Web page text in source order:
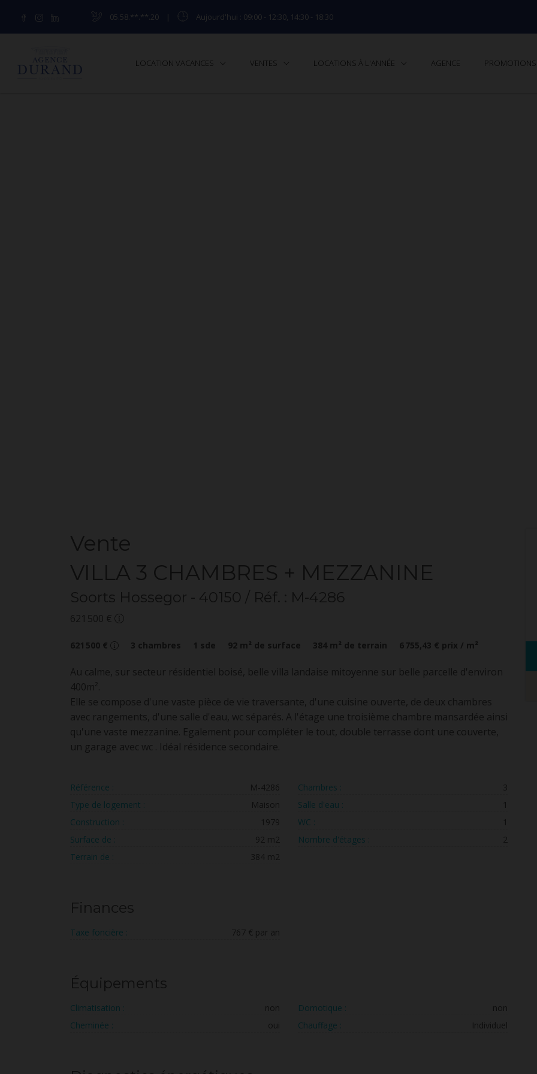
05.58.**.**.20 | Aujourd'hui : 09:00 - 12:30, 14:30 - 18:30
LOCATION VACANCES VENTES LOCATIONS À L'ANNÉE AGENCE PROMOTIONS
Vente
VILLA 3 CHAMBRES + MEZZANINE
Soorts Hossegor - 40150 / Réf. : M-4286
621 500 €
621 500 € 3 chambres 1 sde 92 m² de surface 384 m² de terrain 6 755,43 € prix / m²
Au calme, sur secteur résidentiel boisé, belle villa landaise mitoyenne sur belle parcelle d'environ
400m².
Elle se compose d'une vaste pièce de vie traversante, d'une cuisine ouverte, de deux chambres
avec rangements, d'une salle d'eau, wc séparés. A l'étage une troisième chambre mansardée ainsi
qu'une vaste mezzanine. Egalement pour compléter le tout, double terrasse dont une couverte,
un garage avec wc . Idéal résidence secondaire.
Référence :
M-4286
Type de logement :
Maison
Construction :
1979
Surface de :
92 m2
Terrain de :
384 m2
Chambres :
3
Salle d'eau :
1
WC :
1
Nombre d'étages :
2
Finances
Taxe foncière : 767 € par an
Équipements
Climatisation :
non
Cheminée :
oui
Domotique :
non
Chauffage :
Individuel